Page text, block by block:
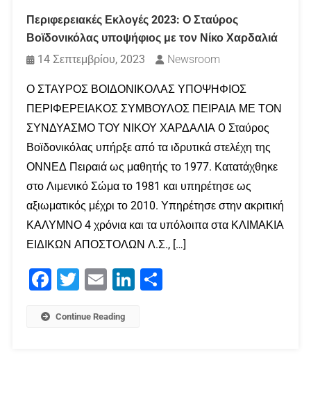
Περιφερειακές Εκλογές 2023: Ο Σταύρος
Βοϊδονικόλας υποψήφιος με τον Νίκο Χαρδαλιά
14 Σεπτεμβρίου, 2023
Newsroom
Ο ΣΤΑΥΡΟΣ ΒΟΙΔΟΝΙΚΟΛΑΣ ΥΠΟΨΗΦΙΟΣ
ΠΕΡΙΦΕΡΕΙΑΚΟΣ ΣΥΜΒΟΥΛΟΣ ΠΕΙΡΑΙΑ ΜΕ ΤΟΝ
ΣΥΝΔΥΑΣΜΟ ΤΟΥ ΝΙΚΟΥ ΧΑΡΔΑΛΙΑ O Σταύρος
Βοϊδονικόλας υπήρξε από τα ιδρυτικά στελέχη της
ΟΝΝΕΔ Πειραιά ως μαθητής το 1977. Κατατάχθηκε
στο Λιμενικό Σώμα το 1981 και υπηρέτησε ως
αξιωματικός μέχρι το 2010. Υπηρέτησε στην ακριτική
ΚΑΛΥΜΝΟ 4 χρόνια και τα υπόλοιπα στα ΚΛΙΜΑΚΙΑ
ΕΙΔΙΚΩΝ ΑΠΟΣΤΟΛΩΝ Λ.Σ., […]
Facebook
Twitter Email LinkedIn
Continue Reading